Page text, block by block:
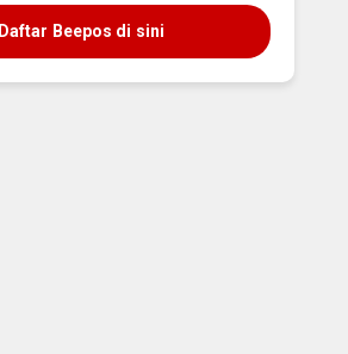
Daftar Beepos di sini